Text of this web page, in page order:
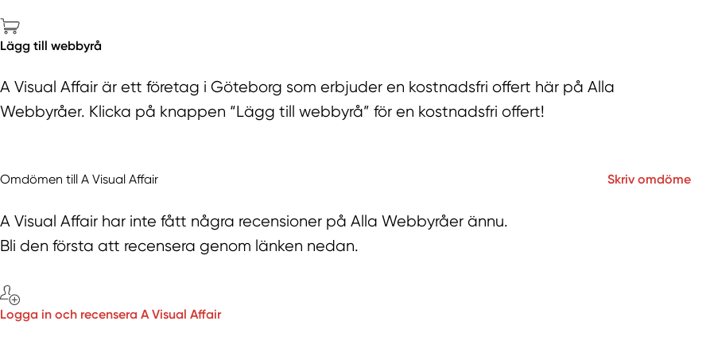
Lägg till webbyrå
A Visual Affair är ett företag i Göteborg som erbjuder en kostnadsfri offert här på Alla
Webbyråer. Klicka på knappen “Lägg till webbyrå” för en kostnadsfri offert!
Omdömen till A Visual Affair Skriv omdöme
A Visual Affair har inte fått några recensioner på Alla Webbyråer ännu.
Bli den första att recensera genom länken nedan.
Logga in och recensera A Visual Affair